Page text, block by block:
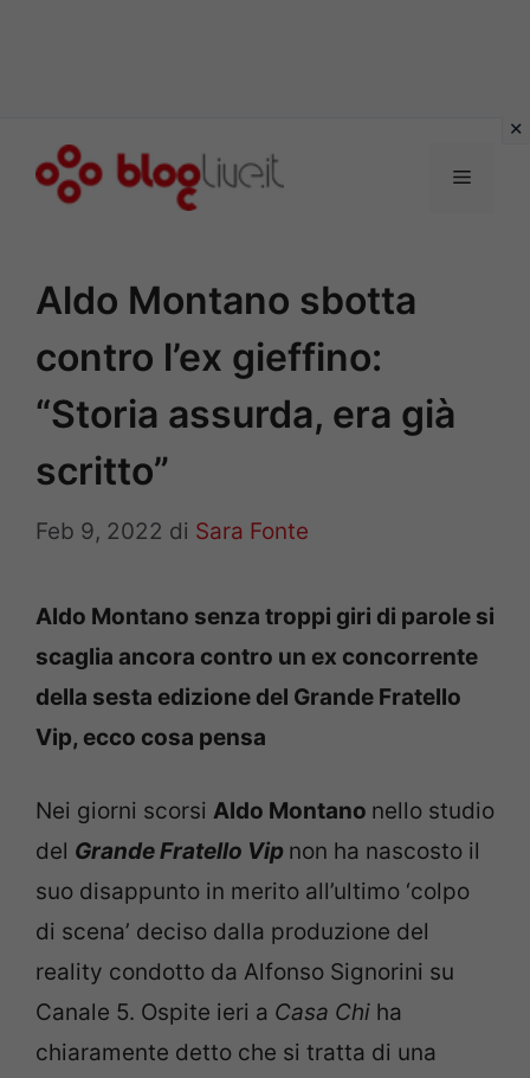
Menu
Aldo Montano sbotta
contro l’ex gieffino:
“Storia assurda, era già
scritto”
Feb 9, 2022 di Sara Fonte
Aldo Montano senza troppi giri di parole si
scaglia ancora contro un ex concorrente
della sesta edizione del Grande Fratello
Vip, ecco cosa pensa
Nei giorni scorsi Aldo Montano nello studio
del Grande Fratello Vip non ha nascosto il
suo disappunto in merito all’ultimo ‘colpo
di scena’ deciso dalla produzione del
reality condotto da Alfonso Signorini su
Canale 5. Ospite ieri a Casa Chi ha
chiaramente detto che si tratta di una